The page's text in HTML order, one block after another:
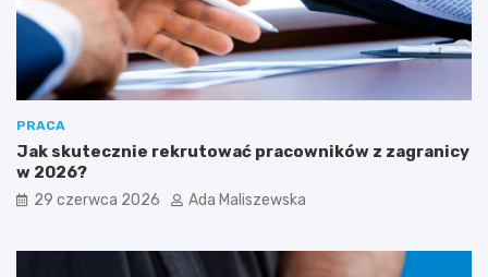
PRACA
Jak skutecznie rekrutować pracowników z zagranicy
w 2026?
29 czerwca 2026 Ada Maliszewska